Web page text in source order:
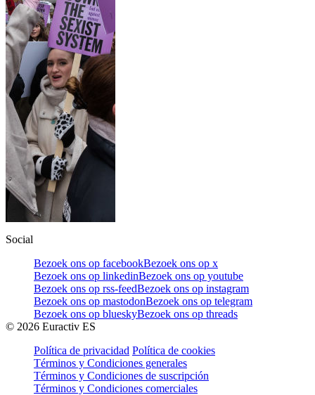
Social
Bezoek ons op facebookBezoek ons op x
Bezoek ons op linkedinBezoek ons op youtube
Bezoek ons op rss-feedBezoek ons op instagram
Bezoek ons op mastodonBezoek ons op telegram
Bezoek ons op blueskyBezoek ons op threads
© 2026 Euractiv ES
Política de privacidad Política de cookies
Términos y Condiciones generales
Términos y Condiciones de suscripción
Términos y Condiciones comerciales